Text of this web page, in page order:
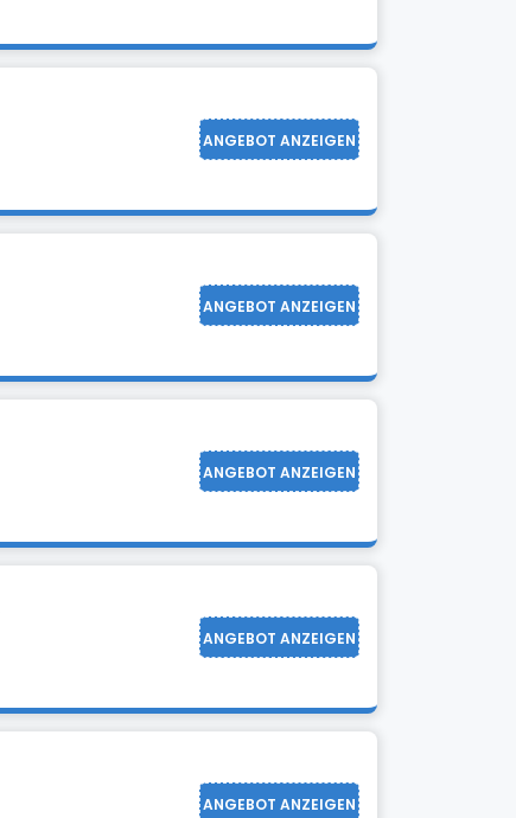
ANGEBOT ANZEIGEN
ANGEBOT ANZEIGEN
ANGEBOT ANZEIGEN
ANGEBOT ANZEIGEN
ANGEBOT ANZEIGEN